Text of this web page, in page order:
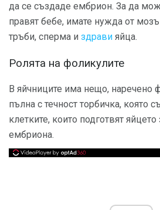
да се създаде ембрион. За да
правят бебе, имате нужда от
тръби, сперма и здрави яйца.
Ролята на фоликулите
В яйчниците има нещо, наречено
пълна с течност торбичка, която
клетките, които подготвят
ембриона.